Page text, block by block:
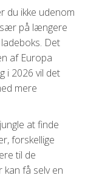
du ikke udenom
på længere
Det
af Europa
i 2026 vil det
mere
at finde
forskellige
til de
kan få selv en